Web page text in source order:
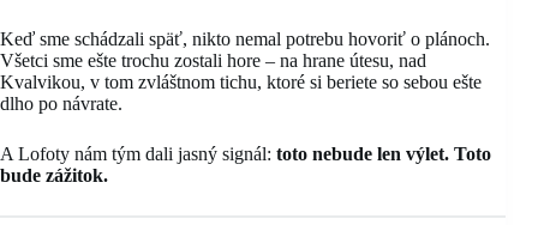
Keď sme schádzali späť, nikto nemal potrebu hovoriť o plánoch.
Všetci sme ešte trochu zostali hore – na hrane útesu, nad
Kvalvikou, v tom zvláštnom tichu, ktoré si beriete so sebou ešte
dlho po návrate.
A Lofoty nám tým dali jasný signál: toto nebude len výlet. Toto
bude zážitok.